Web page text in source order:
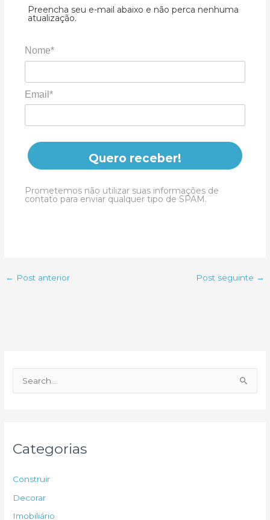
Preencha seu e-mail abaixo e não perca nenhuma
atualização.
Nome*
Email*
Quero receber!
Prometemos não utilizar suas informações de
contato para enviar qualquer tipo de SPAM.
← Post anterior Post seguinte →
e
Categorias
Construir
Decorar
Imobiliário